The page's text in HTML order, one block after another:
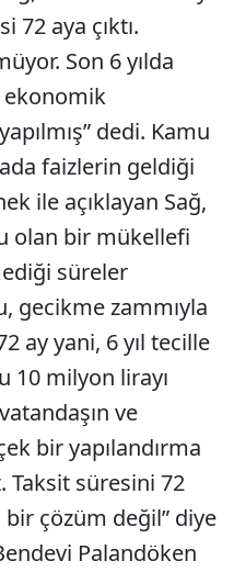
aya çıktı.
Son 6 yılda
ekonomik
dedi. Kamu
faizlerin geldiği
ile açıklayan Sağ,
olan bir mükellefi
süreler
gecikme zammıyla
ay yani, 6 yıl tecille
10 milyon lirayı
ve
bir yapılandırma
Taksit süresini 72
bir çözüm değil” diye
Palandöken